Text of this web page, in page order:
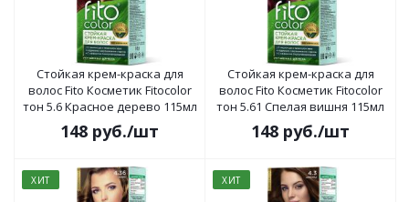
Стойкая крем-краска для
волос Fito Косметик Fitocolor
тон 5.6 Красное дерево 115мл
148 руб./шт
Стойкая крем-краска для
волос Fito Косметик Fitocolor
тон 5.61 Спелая вишня 115мл
148 руб./шт
ХИТ ХИТ